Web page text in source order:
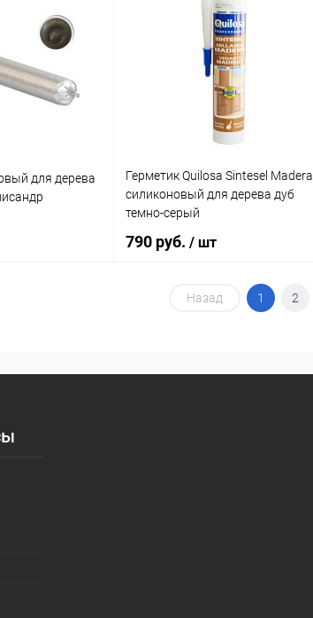
Сравнение
В наличии
В корзину
Купить в 1 клик
В избранное
для дерева
Герметик Quilosa Sintesel Madera
силиконовый для дерева дуб
темно-серый
790 руб. / шт
В корзину
Назад 1 2